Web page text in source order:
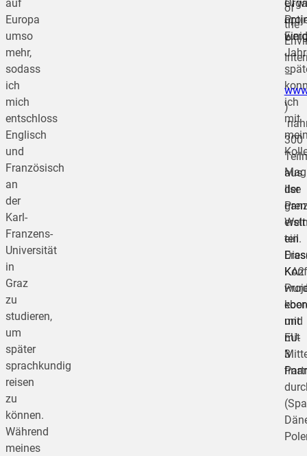
auf
Europa
umso
mehr,
sodass
ich
mich
entschloss
Englisch
und
Französisch
an
der
Karl-
Franzens-
Universität
in
Graz
zu
studieren,
um
später
sprachkundig
reisen
zu
können.
Während
meines
ich
mit
Ilse
ein
KA2
und
mit
3
of
the
–
)
300
aus
der
Welt
teil.
mit
EU-